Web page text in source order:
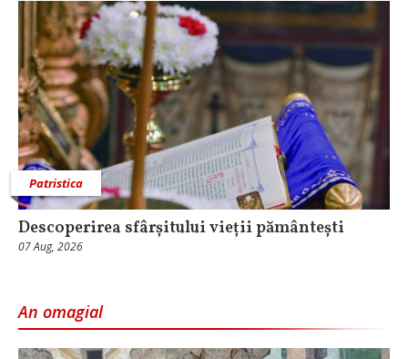
Patristica
Descoperirea sfârșitului vieții pământești
07 Aug, 2026
An omagial